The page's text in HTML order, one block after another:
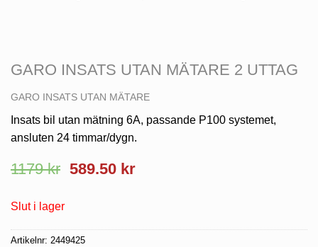
GARO INSATS UTAN MÄTARE 2 UTTAG
GARO INSATS UTAN MÄTARE
Insats bil utan mätning 6A, passande P100 systemet,
ansluten 24 timmar/dygn.
1179kr Det
1179 kr.
589.50 krDet
589.50 kr.
Slut i lager
Artikelnr: 2449425